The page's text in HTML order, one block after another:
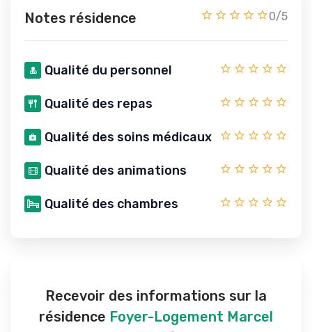
Notes résidence 0/5
Qualité du personnel
Qualité des repas
Qualité des soins médicaux
Qualité des animations
Qualité des chambres
Recevoir des informations sur la
résidence Foyer-Logement Marcel